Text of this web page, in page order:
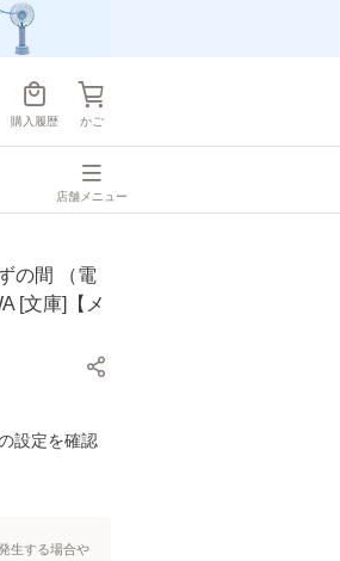
購入履歴 かご
店舗メニュー
の間 （電
[文庫]【メ
設定を確認
生する場合や